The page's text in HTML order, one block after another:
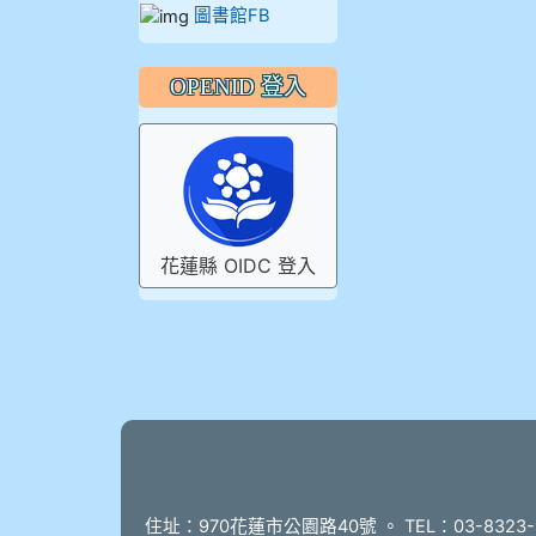
圖書館FB
OPENID 登入
花蓮縣 OIDC 登入
住址：970花蓮市公園路40號 。 TEL：03-